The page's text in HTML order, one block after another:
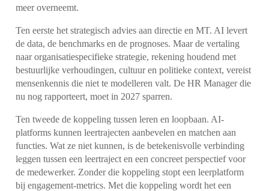
meer overneemt.
Ten eerste het strategisch advies aan directie en MT. AI levert
de data, de benchmarks en de prognoses. Maar de vertaling
naar organisatiespecifieke strategie, rekening houdend met
bestuurlijke verhoudingen, cultuur en politieke context, vereist
mensenkennis die niet te modelleren valt. De HR Manager die
nu nog rapporteert, moet in 2027 sparren.
Ten tweede de koppeling tussen leren en loopbaan. AI-
platforms kunnen leertrajecten aanbevelen en matchen aan
functies. Wat ze niet kunnen, is de betekenisvolle verbinding
leggen tussen een leertraject en een concreet perspectief voor
de medewerker. Zonder die koppeling stopt een leerplatform
bij engagement-metrics. Met die koppeling wordt het een